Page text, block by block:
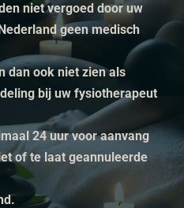
niet vergoed door uw
geen medisch
dan ook niet zien als
bij uw fysiotherapeut
24 uur voor aanvang
of te laat geannuleerde